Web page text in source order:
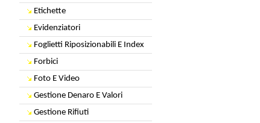
Etichette
Evidenziatori
Foglietti Riposizionabili E Index
Forbici
Foto E Video
Gestione Denaro E Valori
Gestione Rifiuti